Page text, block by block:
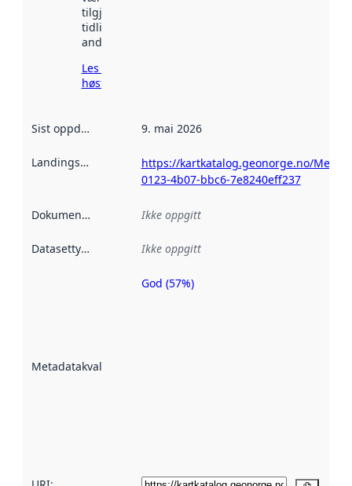
tilgjengelig
tidligere
andre steder.
Les mer om
høsting her
Sist oppdatert 9. mai 2026
Landingsside
https://kartkatalog.geonorge.no/
0123-4b07-bbc6-7e8240eff237
Dokumentasjon Ikke oppgitt
Datasettype Ikke oppgitt
Metadatakvalitet
Metadatakvalitet
God (57%)